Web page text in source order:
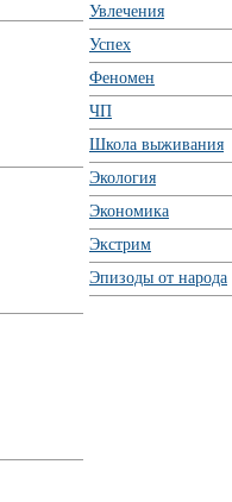
Увлечения
Успех
Феномен
ЧП
Школа выживания
Экология
Экономика
Экстрим
Эпизоды от народа